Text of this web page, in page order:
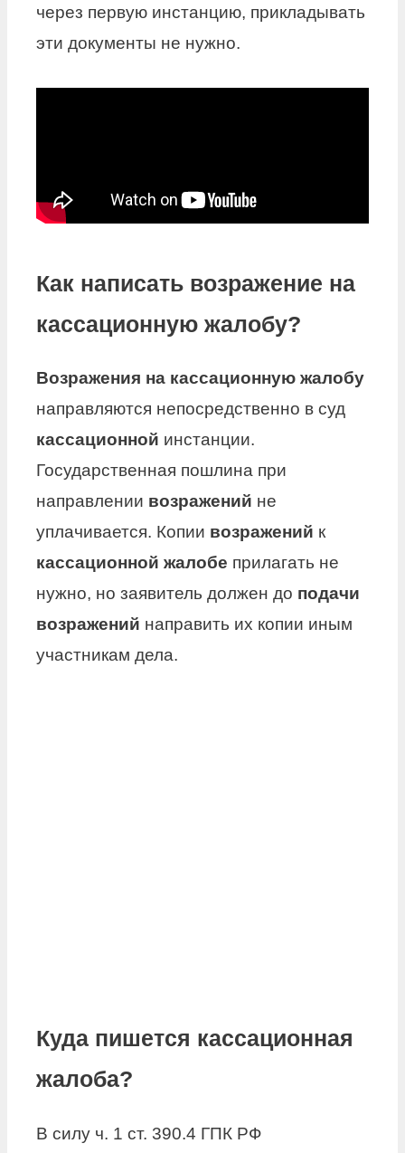
через первую инстанцию, прикладывать
эти документы не нужно.
Как написать возражение на
кассационную жалобу?
Возражения на кассационную жалобу
направляются непосредственно в суд
кассационной инстанции.
Государственная пошлина при
направлении возражений не
уплачивается. Копии возражений к
кассационной жалобе прилагать не
нужно, но заявитель должен до подачи
возражений направить их копии иным
участникам дела.
Куда пишется кассационная
жалоба?
В силу ч. 1 ст. 390.4 ГПК РФ